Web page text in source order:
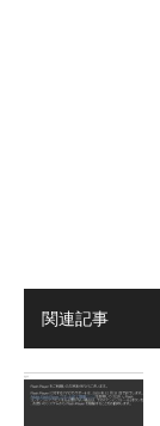
関連記事